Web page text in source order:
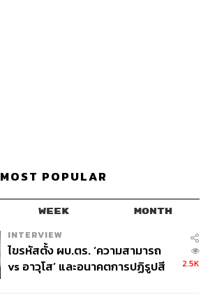
MOST POPULAR
WEEK MONTH
INTERVIEW
ไขรหัสตั้ง ผบ.ตร. ‘ความสามารถ
vs อาวุโส’ และอนาคตการปฏิรูปสี
2.5K